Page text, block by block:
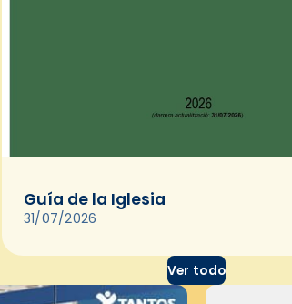
Guía de la Iglesia
31/07/2026
Ver todo